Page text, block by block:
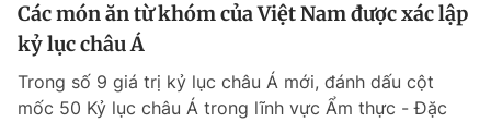
Các món ăn từ khóm của Việt Nam được xác lập
kỷ lục châu Á
Trong số 9 giá trị kỷ lục châu Á mới, đánh dấu cột
mốc 50 Kỷ lục châu Á trong lĩnh vực Ẩm thực - Đặc